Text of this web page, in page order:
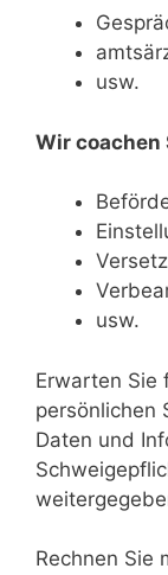
usw.
Wir coachen
usw.
Erwarten Sie
persönlichen
Daten und
Rechnen Sie